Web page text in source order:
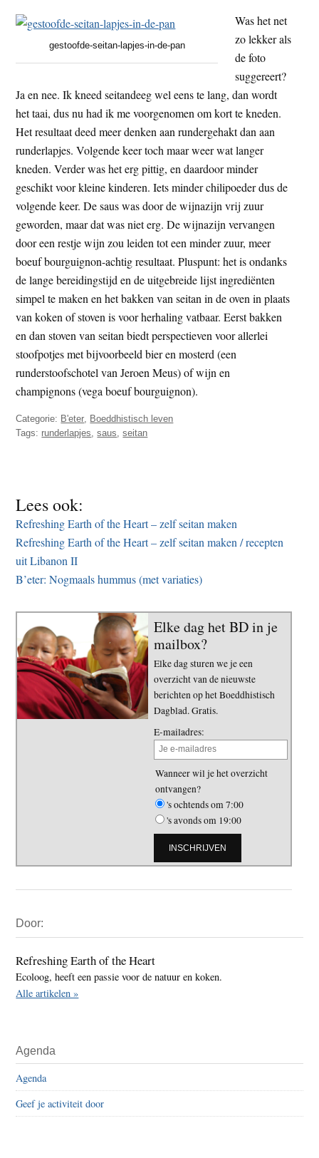
gestoofde-seitan-lapjes-in-de-pan
Was het net
zo lekker als
de foto
suggereert?
Ja en nee. Ik kneed seitandeeg wel eens te lang, dan wordt
het taai, dus nu had ik me voorgenomen om kort te kneden.
Het resultaat deed meer denken aan rundergehakt dan aan
runderlapjes. Volgende keer toch maar weer wat langer
kneden. Verder was het erg pittig, en daardoor minder
geschikt voor kleine kinderen. Iets minder chilipoeder dus de
volgende keer. De saus was door de wijnazijn vrij zuur
geworden, maar dat was niet erg. De wijnazijn vervangen
door een restje wijn zou leiden tot een minder zuur, meer
boeuf bourguignon-achtig resultaat. Pluspunt: het is ondanks
de lange bereidingstijd en de uitgebreide lijst ingrediënten
simpel te maken en het bakken van seitan in de oven in plaats
van koken of stoven is voor herhaling vatbaar. Eerst bakken
en dan stoven van seitan biedt perspectieven voor allerlei
stoofpotjes met bijvoorbeeld bier en mosterd (een
runderstoofschotel van Jeroen Meus) of wijn en
champignons (vega boeuf bourguignon).
Categorie: B'eter
Boeddhistisch leven
Tags: runderlapjes ,saus ,seitan
Lees ook:
Refreshing Earth of the Heart – zelf seitan maken
Refreshing Earth of the Heart – zelf seitan maken / recepten
uit Libanon II
B’eter: Nogmaals hummus (met variaties)
Elke dag het BD in je
mailbox?
Elke dag sturen we je een
overzicht van de nieuwste
berichten op het Boeddhistisch
Dagblad. Gratis.
E-mailadres:
Wanneer wil je het overzicht
ontvangen?
's ochtends om 7:00
's avonds om 19:00
Sidebar
Door:
Refreshing Earth of the Heart
Ecoloog, heeft een passie voor de natuur en koken.
Alle artikelen »
Agenda
Agenda
Geef je activiteit door